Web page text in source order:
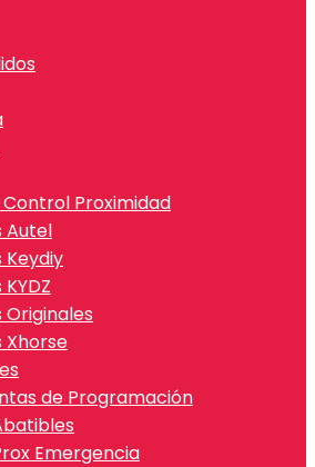
Proximidad
Autel
de Programación
Emergencia